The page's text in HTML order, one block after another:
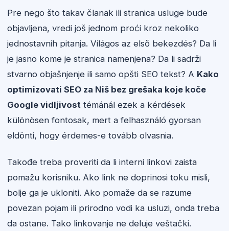
Pre nego što takav članak ili stranica usluge bude
objavljena, vredi još jednom proći kroz nekoliko
jednostavnih pitanja. Világos az első bekezdés? Da li
je jasno kome je stranica namenjena? Da li sadrži
stvarno objašnjenje ili samo opšti SEO tekst? A Kako
optimizovati SEO za Niš bez grešaka koje koče
Google vidljivost témánál ezek a kérdések
különösen fontosak, mert a felhasználó gyorsan
eldönti, hogy érdemes-e tovább olvasnia.
Takođe treba proveriti da li interni linkovi zaista
pomažu korisniku. Ako link ne doprinosi toku misli,
bolje ga je ukloniti. Ako pomaže da se razume
povezan pojam ili prirodno vodi ka usluzi, onda treba
da ostane. Tako linkovanje ne deluje veštački.